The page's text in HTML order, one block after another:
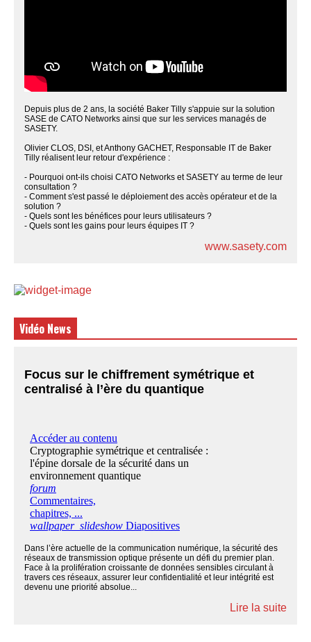
Depuis plus de 2 ans, la société Baker Tilly s'appuie sur la solution
SASE de CATO Networks ainsi que sur les services managés de
SASETY.
Olivier CLOS, DSI, et Anthony GACHET, Responsable IT de Baker
Tilly réalisent leur retour d'expérience :
- Pourquoi ont-ils choisi CATO Networks et SASETY au terme de leur
consultation ?
- Comment s'est passé le déploiement des accès opérateur et de la
solution ?
- Quels sont les bénéfices pour leurs utilisateurs ?
- Quels sont les gains pour leurs équipes IT ?
www.sasety.com
Vidéo News
Focus sur le chiffrement symétrique et
centralisé à l’ère du quantique
Dans l’ère actuelle de la communication numérique, la sécurité des
réseaux de transmission optique présente un défi du premier plan.
Face à la prolifération croissante de données sensibles circulant à
travers ces réseaux, assurer leur confidentialité et leur intégrité est
devenu une priorité absolue...
Lire la suite